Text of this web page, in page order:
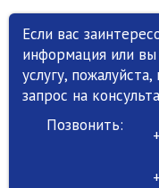
Если вас
информация или
услугу,
запрос на
Позвонить: